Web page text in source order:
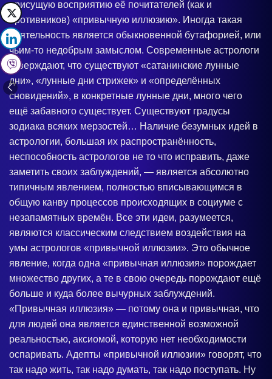
присущую восприятию её почитателей (как и
противников) «привычную иллюзию». Иногда такая
деятельность является обыкновенной бутафорией, или
чьим-то недобрым замыслом. Современные астрологи
утверждают, что существуют «сатанинские лунные
дни», «лунные дни стрижек» и «определённых
сновидений», в конкретные лунные дни, много чего
ещё забавного существует. Существуют градусы
зодиака всяких мерзостей… Наличие безумных идей в
астрологии, большая их распространённость,
неспособность астрологов не то что исправить, даже
заметить своих заблуждений, — является абсолютно
типичным явлением, полностью вписывающимся в
общую канву процессов происходящих в социуме с
незапамятных времён. Все эти идеи, разумеется,
являются классическим следствием воздействия на
умы астрологов «привычной иллюзии». Это обычное
явление, когда одна «привычная иллюзия» порождает
множество других, а те в свою очередь порождают ещё
больше и куда более вычурных заблуждений.
«Привычная иллюзия» — потому она и привычная, что
для людей она является единственной возможной
реальностью, аксиомой, которую нет необходимости
оспаривать. Адепты «привычной иллюзии» говорят, что
так надо жить, так надо думать, так надо поступать. Ну